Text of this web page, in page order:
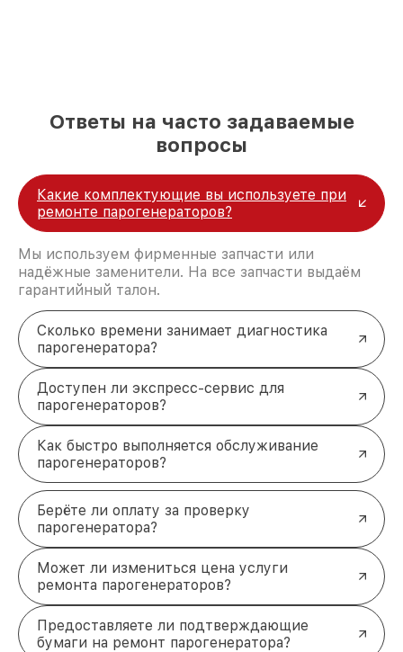
современное оборудование и
лицензированное ПО в ремонтно-
диагностических мастерских;
восстановительных работ;
услуги курьера для владельцев
крупногабаритной техники, которые
обеспечат доставку устройств в сервис в
полной сохранности и бесплатно.
За годы своей деятельности мы получали только
репутацию. Мы постоянно совершенствуемся и
стараемся каждый день делать наш сервис еще
лучше!
Ответы на часто задаваемые
вопросы
Какие комплектующие вы используете при
ремонте парогенераторов?
Мы используем фирменные запчасти или
надёжные заменители. На все запчасти выдаём
гарантийный талон.
Сколько времени занимает диагностика
парогенератора?
Доступен ли экспресс-сервис для
парогенераторов?
Как быстро выполняется обслуживание
парогенераторов?
Берёте ли оплату за проверку
парогенератора?
Может ли измениться цена услуги
ремонта парогенераторов?
Предоставляете ли подтверждающие
бумаги на ремонт парогенератора?